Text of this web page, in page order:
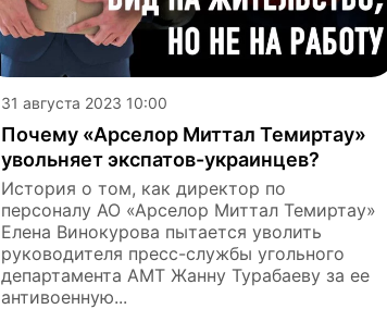
31 августа 2023 10:00
Почему «Арселор Миттал Темиртау»
увольняет экспатов-украинцев?
История о том, как директор по
персоналу АО «Арселор Миттал Темиртау»
Елена Винокурова пытается уволить
руководителя пресс-службы угольного
департамента АМТ Жанну Турабаеву за ее
антивоенную...